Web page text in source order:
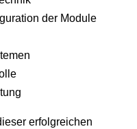
der Module
erfolgreichen